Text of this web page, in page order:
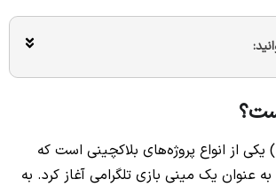
نات کوین (Notcoin) یکی از انواع پروژه‌های بلاکچینی است که
به عنوان یک مینی بازی تلگرامی آغاز کرد. به